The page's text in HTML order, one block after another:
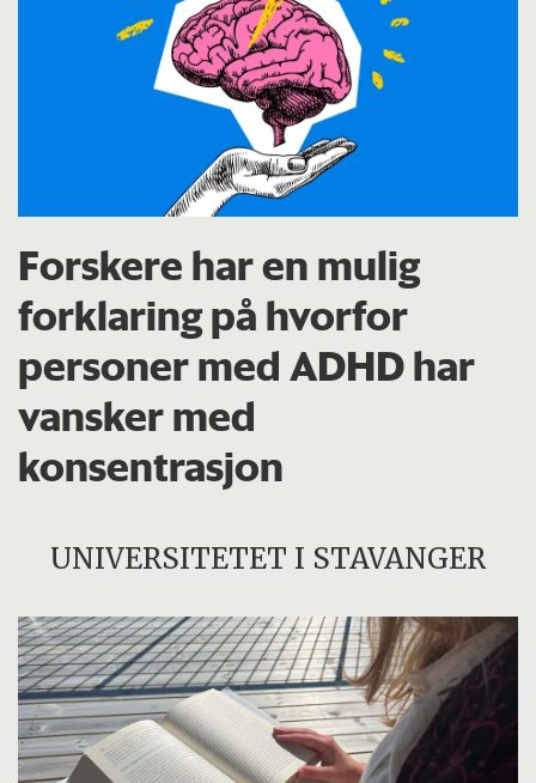
Forskere har en mulig
forklaring på hvorfor
personer med ADHD har
vansker med
konsentrasjon
UNIVERSITETET I STAVANGER